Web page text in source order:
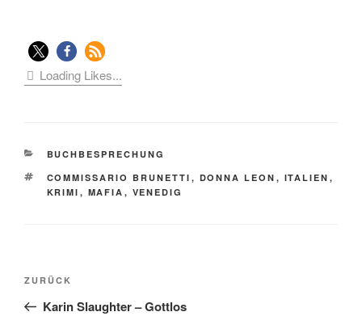
Loading Likes...
KATEGORIEN
BUCHBESPRECHUNG
SCHLAGWÖRTER
COMMISSARIO BRUNETTI , DONNA LEON , ITALIEN ,
KRIMI , MAFIA , VENEDIG
Beitragsnavigation
Vorheriger
Beitrag
ZURÜCK
Karin Slaughter – Gottlos